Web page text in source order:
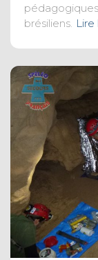
brésiliens. Lire